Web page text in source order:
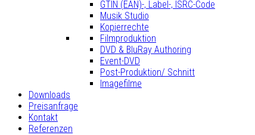
GTIN (EAN)-, Label-, ISRC-Code
Musik Studio
Kopierrechte
Filmproduktion
DVD & BluRay Authoring
Event-DVD
Post-Produktion/ Schnitt
Imagefilme
Downloads
Preisanfrage
Kontakt
Referenzen